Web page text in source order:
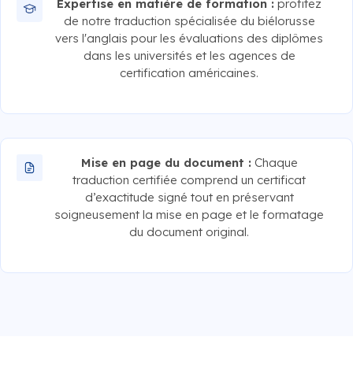
Expertise en matière de formation : profitez
de notre traduction spécialisée du biélorusse
vers l'anglais pour les évaluations des diplômes
dans les universités et les agences de
certification américaines.
Mise en page du document : Chaque
traduction certifiée comprend un certificat
d’exactitude signé tout en préservant
soigneusement la mise en page et le formatage
du document original.